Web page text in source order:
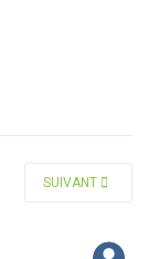
POUR LA JEUNESSE
ARTICLE SUIVANT
SUIVANT